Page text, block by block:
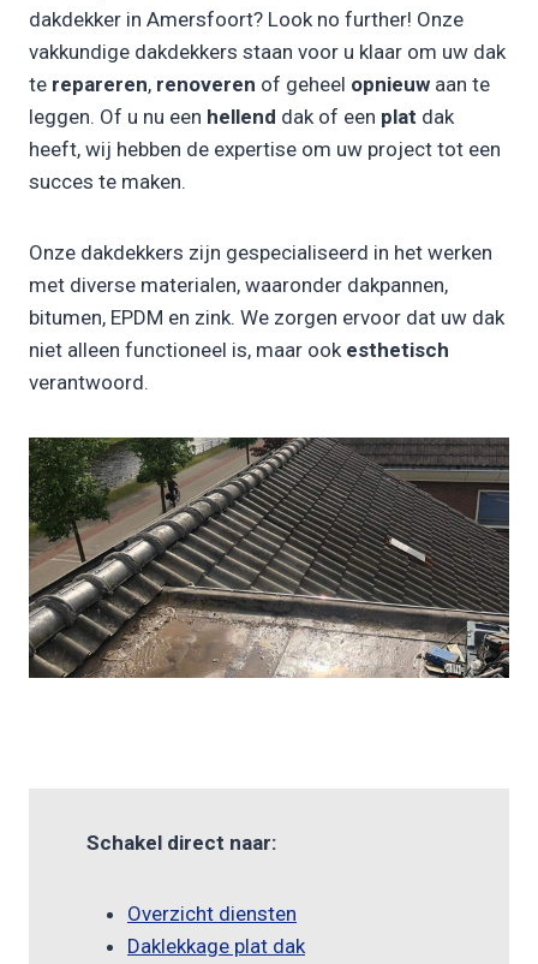
dakdekker in Amersfoort? Look no further! Onze
vakkundige dakdekkers staan voor u klaar om uw dak
te repareren, renoveren of geheel opnieuw aan te
leggen. Of u nu een hellend dak of een plat dak
heeft, wij hebben de expertise om uw project tot een
succes te maken.
Onze dakdekkers zijn gespecialiseerd in het werken
met diverse materialen, waaronder dakpannen,
bitumen, EPDM en zink. We zorgen ervoor dat uw dak
niet alleen functioneel is, maar ook esthetisch
verantwoord.
Schakel direct naar:
Overzicht diensten
Daklekkage plat dak